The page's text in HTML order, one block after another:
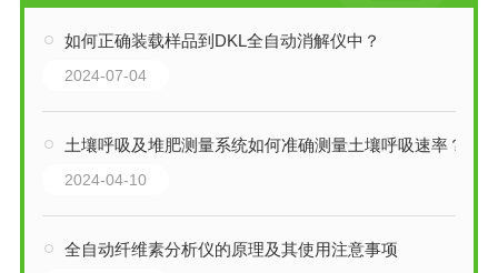
如何正确装载样品到DKL全自动消解仪中？
2024-07-04
土壤呼吸及堆肥测量系统如何准确测量土壤呼吸速率？
2024-04-10
全自动纤维素分析仪的原理及其使用注意事项